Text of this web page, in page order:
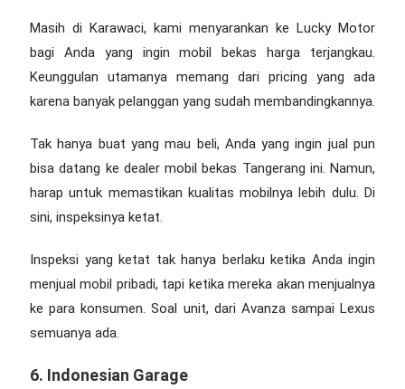
Masih di Karawaci, kami menyarankan ke Lucky Motor
bagi Anda yang ingin mobil bekas harga terjangkau.
Keunggulan utamanya memang dari pricing yang ada
karena banyak pelanggan yang sudah membandingkannya.
Tak hanya buat yang mau beli, Anda yang ingin jual pun
bisa datang ke dealer mobil bekas Tangerang ini. Namun,
harap untuk memastikan kualitas mobilnya lebih dulu. Di
sini, inspeksinya ketat.
Inspeksi yang ketat tak hanya berlaku ketika Anda ingin
menjual mobil pribadi, tapi ketika mereka akan menjualnya
ke para konsumen. Soal unit, dari Avanza sampai Lexus
semuanya ada.
6. Indonesian Garage